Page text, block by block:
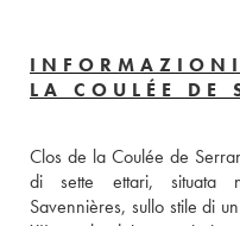
LA COULÉE DE
Clos de la Coulée de
di sette ettari, situata
Savennières, sullo stile di un